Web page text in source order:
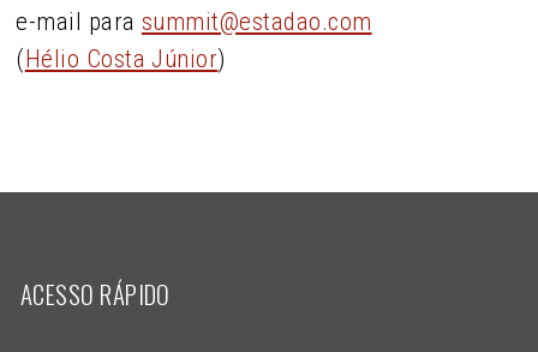
e-mail para summit@estadao.com
(Hélio Costa Júnior)
ACESSO RÁPIDO